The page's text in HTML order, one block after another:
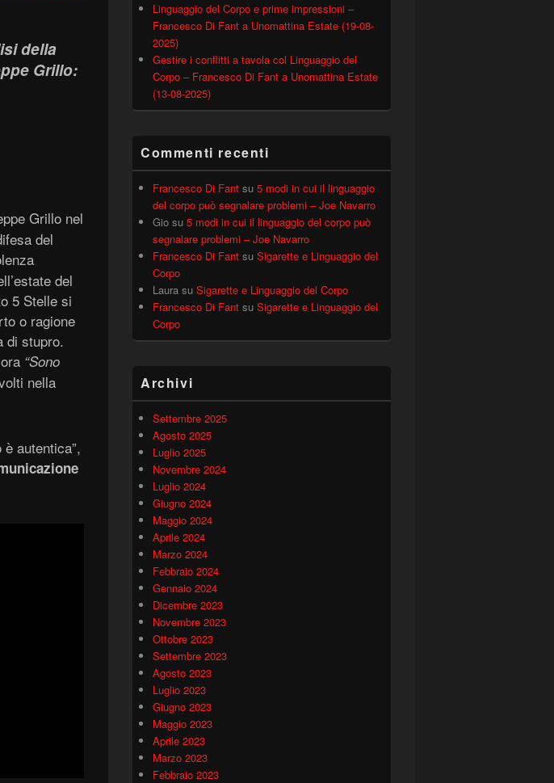
della
Grillo:
Grillo nel
del
del
5 Stelle si
o ragione
di stupro.
“Sono
nella
autentica”,
Linguaggio del Corpo e prime impressioni –
Francesco Di Fant a Unomattina Estate (19-08-
2025)
Gestire i conflitti a tavola col Linguaggio del
Corpo – Francesco Di Fant a Unomattina Estate
(13-08-2025)
Commenti recenti
Francesco Di Fant su 5 modi in cui il linguaggio
del corpo può segnalare problemi – Joe Navarro
Gio su 5 modi in cui il linguaggio del corpo può
segnalare problemi – Joe Navarro
Francesco Di Fant su Sigarette e Linguaggio del
Corpo
Laura su Sigarette e Linguaggio del Corpo
Francesco Di Fant su Sigarette e Linguaggio del
Corpo
Archivi
Settembre 2025
Agosto 2025
Luglio 2025
Novembre 2024
Luglio 2024
Giugno 2024
Maggio 2024
Aprile 2024
Marzo 2024
Febbraio 2024
Gennaio 2024
Dicembre 2023
Novembre 2023
Ottobre 2023
Settembre 2023
Agosto 2023
Luglio 2023
Giugno 2023
Maggio 2023
Aprile 2023
Marzo 2023
Febbraio 2023